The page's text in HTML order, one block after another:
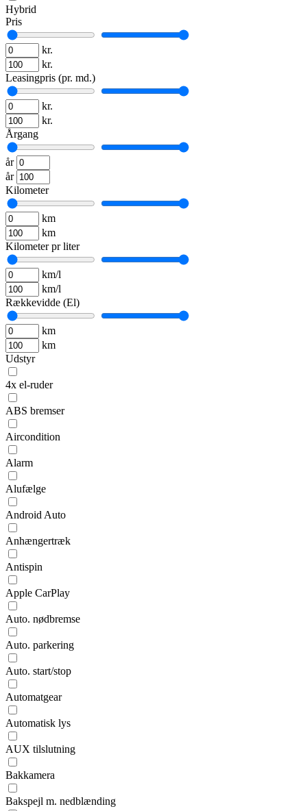
Hybrid
Pris
kr.
kr.
Leasingpris (pr. md.)
kr.
kr.
Årgang
år
år
Kilometer
km
km
Kilometer pr liter
km/l
km/l
Rækkevidde (El)
km
km
Udstyr
4x el-ruder
ABS bremser
Aircondition
Alarm
Alufælge
Android Auto
Anhængertræk
Antispin
Apple CarPlay
Auto. nødbremse
Auto. parkering
Auto. start/stop
Automatgear
Automatisk lys
AUX tilslutning
Bakkamera
Bakspejl m. nedblænding